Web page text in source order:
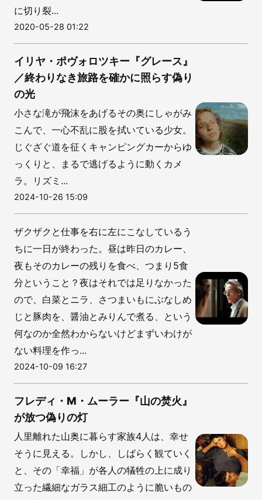
に切り裂...
2020-05-28 01:22
イリヤ・ポヴォロツキー『グレース』
／終わりなき旅路を確かに照らす偽り
の光
小さな滝が飛沫をあげるその奥にしゃがみ
こんで、一心不乱に股を拭いている少女。
じぐざぐ道を征くキャンピングカーからゆ
っくりと、まるで逃げるように動くカメ
ラ。リズミ...
2024-10-26 15:09
ザクザクと仕事を右に左にこなしているう
ちに一日が終わった。昼は昨日のカレー、
夜もそのカレーの残りを食べ、つまり5食
分ということ？夜はそれでは足りなかった
ので、白菜とニラ、さつまいもにぶなしめ
じと豚肉を、醤油とみりんで煮る、という
何なのか全然わからないけどまずいわけが
ない料理を作っ...
2024-10-09 16:27
フレディ・M・ムーラー『山の焚火』
が放つ偽りの灯
人里離れた山奥に暮らす家族4人は、幸せ
そうに見える。しかし、しばらく観ていく
と、その「幸福」が各人の犠牲の上に成り
立った繊細なガラス細工のように脆いもの